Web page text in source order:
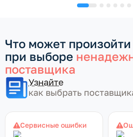
Что может произойти
при выборе
поставщика
Узнайте
как выбрать
Сервисные ошибки